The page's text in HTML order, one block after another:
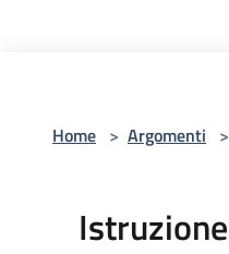
Home > Argomenti >
Istruzione